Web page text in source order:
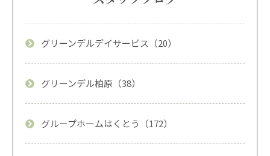
グリーンデルデイサービス（20）
グリーンデル柏原（38）
グループホームはくとう（172）